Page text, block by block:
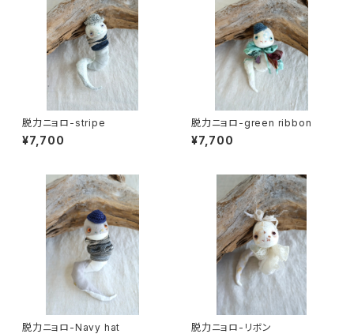
脱力ニョロ-stripe
¥7,700
脱力ニョロ-green ribbon
¥7,700
脱力ニョロ-Navy hat 脱力ニョロ-リボン